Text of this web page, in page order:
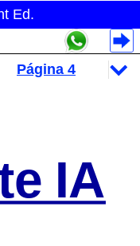
Ed.
IA